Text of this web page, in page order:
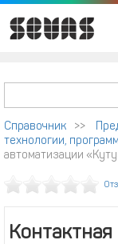
Справочник >>
технологии,
автоматизации